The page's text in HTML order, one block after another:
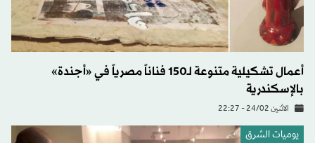
أعمال تشكيلية متنوعة لـ150 فناناً مصرياً في «أجندة»
بالإسكندرية
الاثنين 24/02 - 22:27
يوميات الشرق